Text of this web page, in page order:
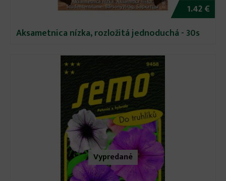
1.42 €
Aksametnica nízka, rozložitá jednoduchá - 30s
Vypredané